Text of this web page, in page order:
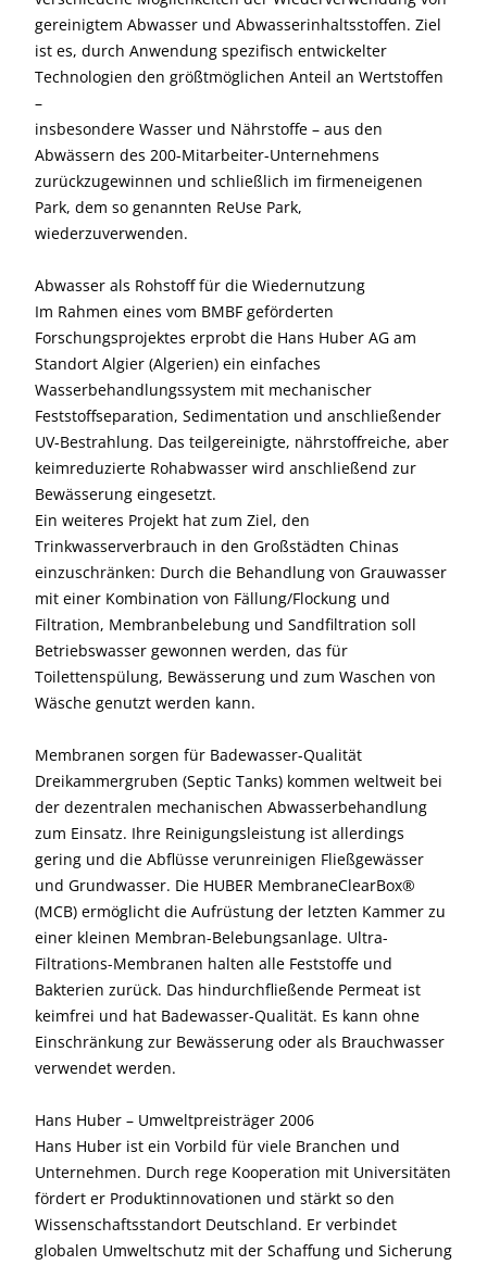
gereinigtem Abwasser und Abwasserinhaltsstoffen. Ziel
ist es, durch Anwendung spezifisch entwickelter
Technologien den größtmöglichen Anteil an Wertstoffen
–
insbesondere Wasser und Nährstoffe – aus den
Abwässern des 200-Mitarbeiter-Unternehmens
zurückzugewinnen und schließlich im firmeneigenen
Park, dem so genannten ReUse Park,
wiederzuverwenden.
Abwasser als Rohstoff für die Wiedernutzung
Im Rahmen eines vom BMBF geförderten
Forschungsprojektes erprobt die Hans Huber AG am
Standort Algier (Algerien) ein einfaches
Wasserbehandlungssystem mit mechanischer
Feststoffseparation, Sedimentation und anschließender
UV-Bestrahlung. Das teilgereinigte, nährstoffreiche, aber
keimreduzierte Rohabwasser wird anschließend zur
Bewässerung eingesetzt.
Ein weiteres Projekt hat zum Ziel, den
Trinkwasserverbrauch in den Großstädten Chinas
einzuschränken: Durch die Behandlung von Grauwasser
mit einer Kombination von Fällung/Flockung und
Filtration, Membranbelebung und Sandfiltration soll
Betriebswasser gewonnen werden, das für
Toilettenspülung, Bewässerung und zum Waschen von
Wäsche genutzt werden kann.
Membranen sorgen für Badewasser-Qualität
Dreikammergruben (Septic Tanks) kommen weltweit bei
der dezentralen mechanischen Abwasserbehandlung
zum Einsatz. Ihre Reinigungsleistung ist allerdings
gering und die Abflüsse verunreinigen Fließgewässer
und Grundwasser. Die HUBER MembraneClearBox®
(MCB) ermöglicht die Aufrüstung der letzten Kammer zu
einer kleinen Membran-Belebungsanlage. Ultra-
Filtrations-Membranen halten alle Feststoffe und
Bakterien zurück. Das hindurchfließende Permeat ist
keimfrei und hat Badewasser-Qualität. Es kann ohne
Einschränkung zur Bewässerung oder als Brauchwasser
verwendet werden.
Hans Huber – Umweltpreisträger 2006
Hans Huber ist ein Vorbild für viele Branchen und
Unternehmen. Durch rege Kooperation mit Universitäten
fördert er Produktinnovationen und stärkt so den
Wissenschaftsstandort Deutschland. Er verbindet
globalen Umweltschutz mit der Schaffung und Sicherung